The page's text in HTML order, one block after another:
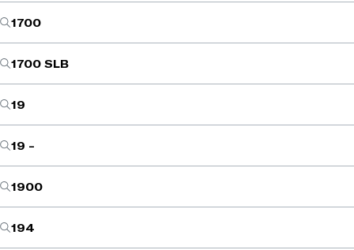
1700
1700 SLB
19
19 -
1900
194